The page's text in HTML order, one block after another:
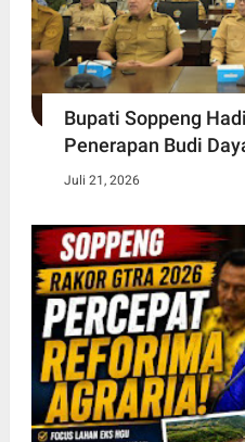
Bupati Soppeng
Penerapan Budi
Juli 21, 2026